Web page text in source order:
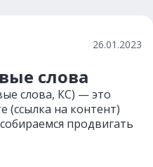
26.01.2023
слова
слова, КС) — это
(ссылка на контент)
продвигать